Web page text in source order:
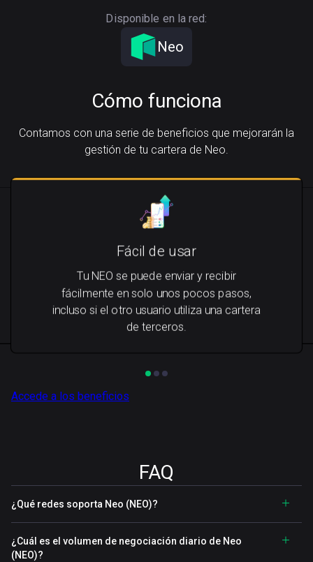
Disponible en la red:
Neo
Cómo funciona
Contamos con una serie de beneficios que mejorarán la
gestión de tu cartera de Neo.
Fácil de usar
Tu NEO se puede enviar y recibir
fácilmente en solo unos pocos pasos,
incluso si el otro usuario utiliza una cartera
de terceros.
Accede a los beneficios
FAQ
¿Qué redes soporta Neo (NEO)?
¿Cuál es el volumen de negociación diario de Neo
(NEO)?